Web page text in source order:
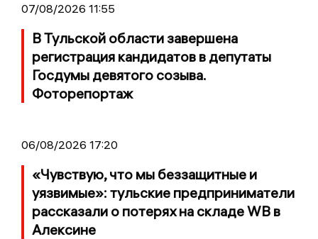
07/08/2026 11:55
В Тульской области завершена
регистрация кандидатов в депутаты
Госдумы девятого созыва.
Фоторепортаж
06/08/2026 17:20
«Чувствую, что мы беззащитные и
уязвимые»: тульские предприниматели
рассказали о потерях на складе WB в
Алексине